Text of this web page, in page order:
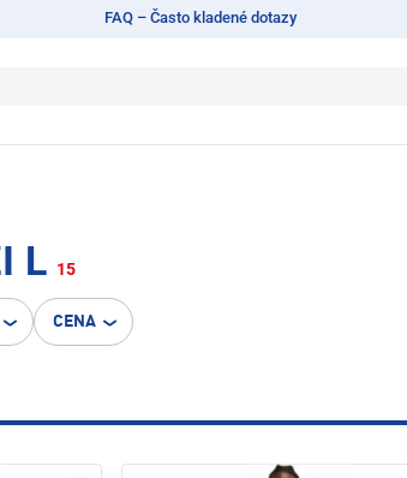
FAQ – Často kladené dotazy
L 15
CENA